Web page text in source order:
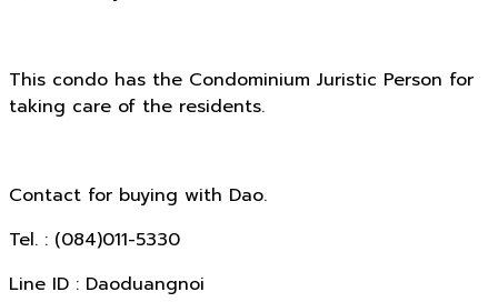
This condo has the Condominium Juristic Person for
taking care of the residents.
Contact for buying with Dao.
Tel. : (084)011-5330
Line ID : Daoduangnoi